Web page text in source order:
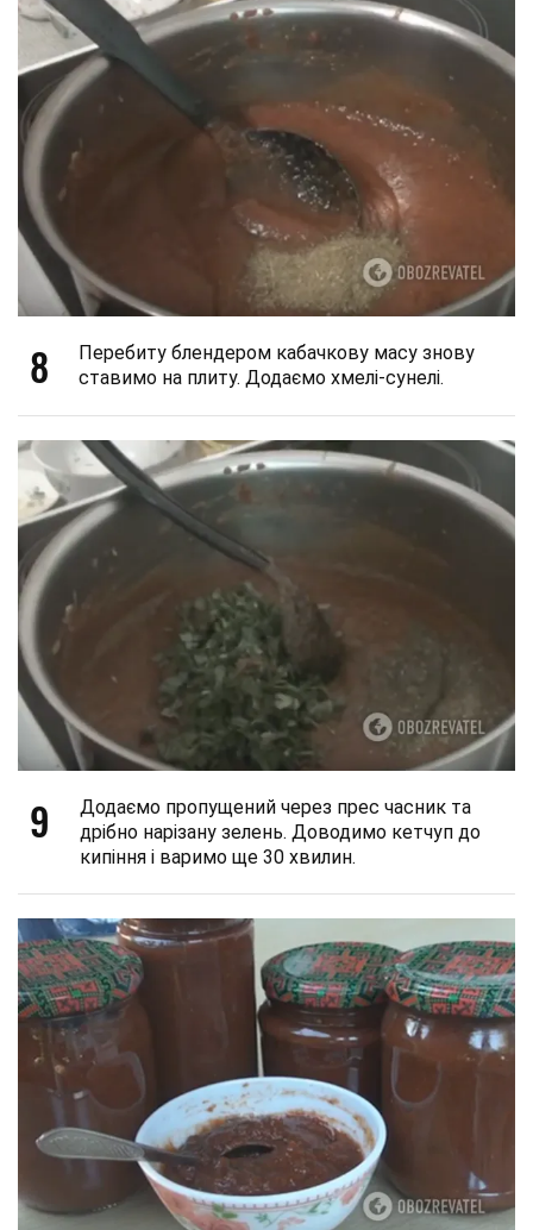
8
Перебиту блендером кабачкову масу знову
ставимо на плиту. Додаємо хмелі-сунелі.
9
Додаємо пропущений через прес часник та
дрібно нарізану зелень. Доводимо кетчуп до
кипіння і варимо ще 30 хвилин.